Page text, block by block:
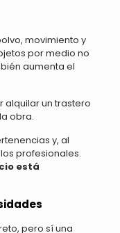
movimiento y
por medio no
aumenta el
alquilar un trastero
obra.
y, al
profesionales.
está
pero sí una